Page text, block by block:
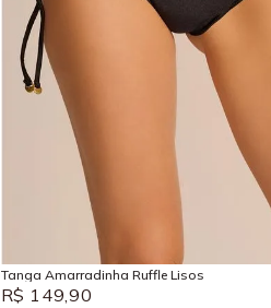
M
Adicionar na sacola
Tanga Amarradinha Ruffle Lisos
R$ 149,90